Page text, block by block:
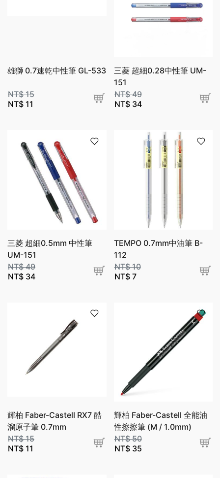
雄獅 0.7速乾中性筆 GL-533
NT$15
NT$ 11
三菱 超細0.28中性筆 UM-
151
NT$49
NT$34
三菱 超細0.5mm 中性筆
UM-151
NT$49
NT$ 34
TEMPO 0.7mm中油筆 B-
112
NT$10
NT$7
輝柏 Faber-Castell RX7 酷
溜原子筆 0.7mm
NT$15
NT$ 11
輝柏 Faber-Castell 全能油
性擦擦筆 (M / 1.0mm)
NT$50
NT$35